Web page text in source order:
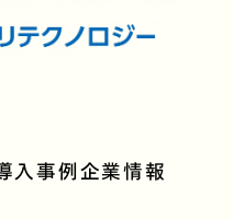
入事例企業情報